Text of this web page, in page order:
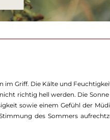
im Griff. Die Kälte und
richtig hell werden. Die Sonne
sowie einem Gefühl der
des Sommers